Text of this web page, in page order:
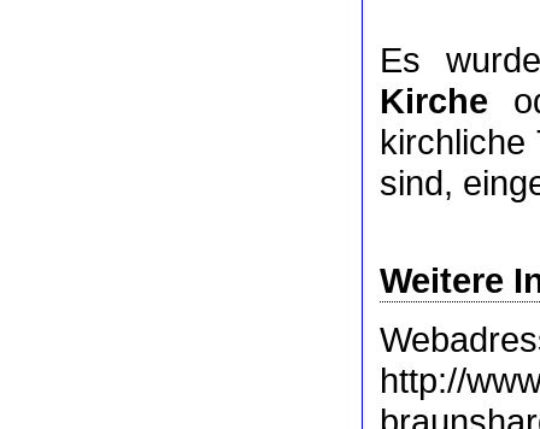
Es
Kirche
kirchliche
sind,
Weitere
http://